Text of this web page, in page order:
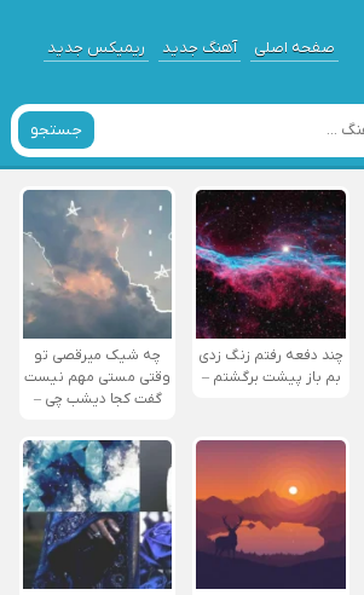
صفحه اصلی آهنگ جدید ریمیکس جدید
جستجو
چند دفعه رفتم زنگ زدی
بم باز پیشت برگشتم –
چه شیک میرقصی تو
وقتی مستی مهم نیست
گفت کجا دیشب چی –